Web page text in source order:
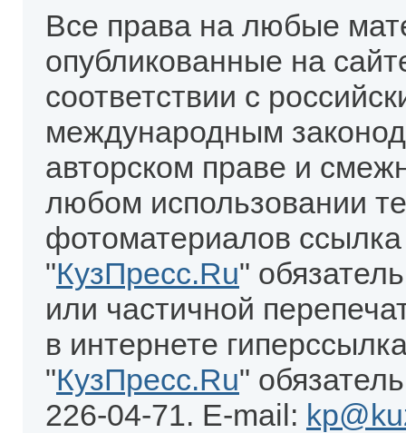
Все права на любые
опубликованные на
соответствии с
международным
авторском праве и
любом использовании
фотоматериалов
"КузПресс.Ru"
или частичной
в интернете
"КузПресс.Ru"
226-04-71. E-mail: